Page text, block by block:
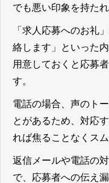
でも悪い印象を持た
「求人応募へのお礼
絡します」といった
用意しておくと応募
す。
電話の場合、声のト
とがあるため、対応
れば焦ることなくス
返信メールや電話の
で、応募者への伝え